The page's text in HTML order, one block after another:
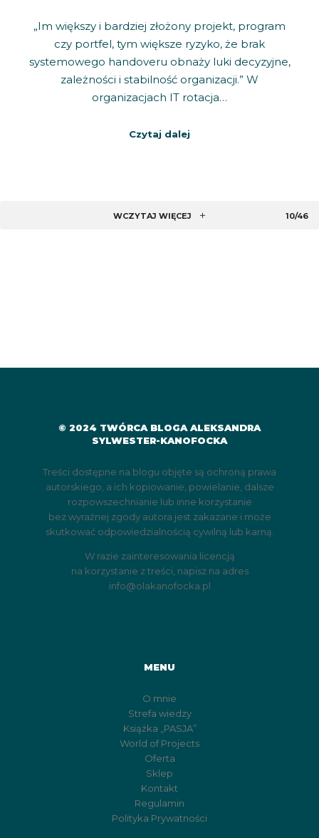
„Im większy i bardziej złożony projekt, program
czy portfel, tym większe ryzyko, że brak
systemowego handoveru obnaży luki decyzyjne,
zależności i stabilność organizacji.” W
organizacjach IT rotacja…
Czytaj dalej
WCZYTAJ WIĘCEJ 10/46
© 2024 TWÓRCA BLOGA ALEKSANDRA
SYLWESTER-KANOFOCKA
Treści dostępne na blogu objęte są ochroną prawa
autorskiego, a ich kopiowanie, powielanie, dalsze
rozpowszechnianie lub inne korzystanie
bez wyraźnej zgody autora jest zakazane i może
skutkować odpowiedzialnością cywilną lub karną.
W razie zainteresowania licencją
na korzystanie z treści, napisz na adres
info@olakanofocka.pl
MENU
O mnie
Strefa wiedzy
Książka „PASJA”
World of Projects
Oferta
Sklep
Kontakt
Regulamin
Polityka Prywatności